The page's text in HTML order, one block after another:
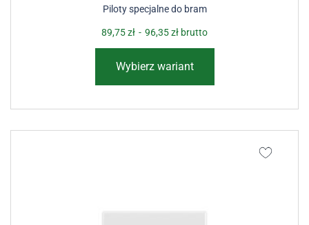
Piloty specjalne do bram
89,75zł - 96,35zł brutto
Wybierz wariant